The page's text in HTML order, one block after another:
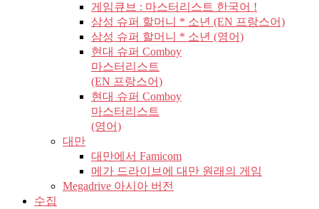
게임큐브 : 마스터리스트 한국어 !
삼성 슈퍼 할머니 * 소년 (EN 프랑스어)
삼성 슈퍼 할머니 * 소년 (영어)
현대 슈퍼 Comboy
마스터리스트
(EN 프랑스어)
현대 슈퍼 Comboy
마스터리스트
(영어)
대만
대만에서 Famicom
메가 드라이브에 대만 원래의 게임
Megadrive 아시아 버전
수집